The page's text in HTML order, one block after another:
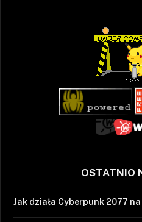
OSTATNIO
Jak działa Cyberpunk 2077